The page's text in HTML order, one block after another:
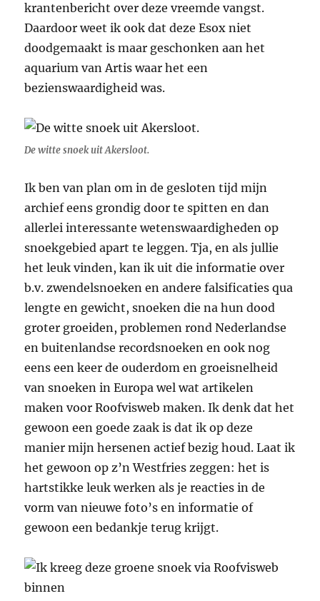
krantenbericht over deze vreemde vangst.
Daardoor weet ik ook dat deze Esox niet
doodgemaakt is maar geschonken aan het
aquarium van Artis waar het een
bezienswaardigheid was.
De witte snoek uit Akersloot.
Ik ben van plan om in de gesloten tijd mijn
archief eens grondig door te spitten en dan
allerlei interessante wetenswaardigheden op
snoekgebied apart te leggen. Tja, en als jullie
het leuk vinden, kan ik uit die informatie over
b.v. zwendelsnoeken en andere falsificaties qua
lengte en gewicht, snoeken die na hun dood
groter groeiden, problemen rond Nederlandse
en buitenlandse recordsnoeken en ook nog
eens een keer de ouderdom en groeisnelheid
van snoeken in Europa wel wat artikelen
maken voor Roofvisweb maken. Ik denk dat het
gewoon een goede zaak is dat ik op deze
manier mijn hersenen actief bezig houd. Laat ik
het gewoon op z’n Westfries zeggen: het is
hartstikke leuk werken als je reacties in de
vorm van nieuwe foto’s en informatie of
gewoon een bedankje terug krijgt.